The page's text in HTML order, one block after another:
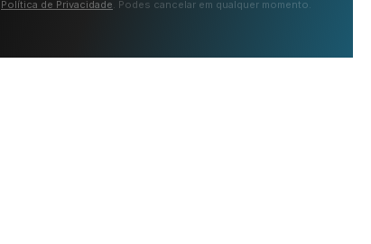
Política de Privacidade . Podes cancelar em qualquer momento.